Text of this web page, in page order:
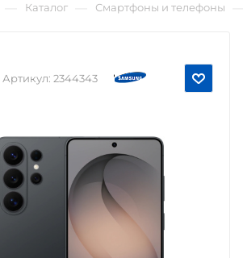
Каталог Смартфоны и телефоны
Артикул: 2344343